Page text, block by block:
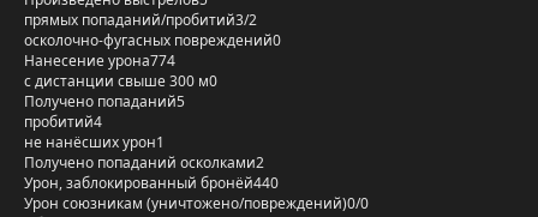
прямых попаданий/пробитий3/2
осколочно-фугасных повреждений0
Нанесение урона774
с дистанции свыше 300 м0
Получено попаданий5
пробитий4
не нанёсших урон1
Получено попаданий осколками2
Урон, заблокированный бронёй440
Урон союзникам (уничтожено/повреждений)0/0